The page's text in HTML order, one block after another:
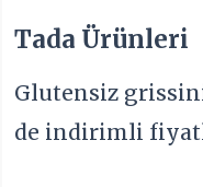
Tada Ürünleri
Glutensiz
de indirimli